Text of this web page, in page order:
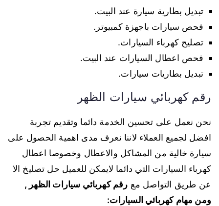
تبديل بطارية سيارة عند البيت.
فحص سيارات باجهزة كمبيوتر.
تصليح كهرباء السيارات.
فحص اعطال السيارات عند البيت.
تبديل بطاريات سيارات.
رقم كهربائي سيارات الظهر
نحن نعمل على تحسين الخدمة دائما وتقديم تجربة
افضل لجميع العملاء لاننا نعرف مدى اهمية الحصول على
سيارة خالية من المشاكل والاعطال وخصوصا اعطال
كهرباء السيارات التي دائما لايمكن للعميل حل تصليخ الا
عن طريق التواصل مع رقم كهربائي سيارات الظهر ,
ومن مهام كهربائي السيارات: